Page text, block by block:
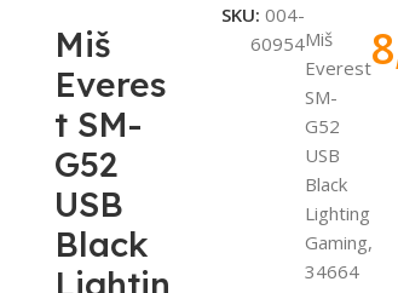
Miš
Everes
t SM-
G52
USB
Black
Lightin
SKU:004-
60954Miš
Everest
SM-
G52
USB
Black
Lighting
Gaming,
34664